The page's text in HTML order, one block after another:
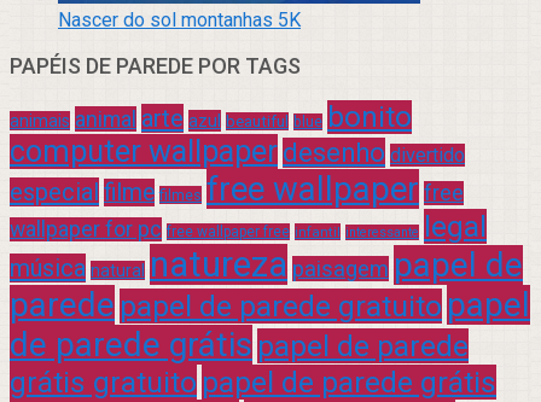
Nascer do sol montanhas 5K
PAPÉIS DE PAREDE POR TAGS
animais animal arte azul beautiful blue bonito
computer wallpaper desenho divertido
especial filme filmes free wallpaper free
wallpaper for pc free wallpaper free infantil interessante legal
música natural natureza paisagem papel de
parede papel de parede gratuito papel
de parede grátis papel de parede
grátis gratuito papel de parede grátis